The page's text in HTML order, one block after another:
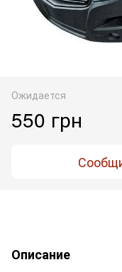
Ожидается
550 грн
Описание